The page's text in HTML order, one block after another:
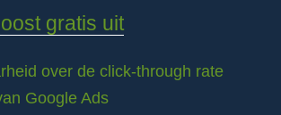
gratis uit
over de click-through rate
Google Ads